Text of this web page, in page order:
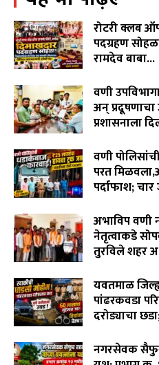
पिदुरकर मैदानात...
वारंवार निवेदन देऊनही
उघडेना,खराब रस्त्यांमुळे
02:16
पिक विमा कंपनीच्या
04:11
रोटरी क्लब
पदग्रहण
रामदेव बाबा...
वणी
अन् प्रदूषणाचा
प्रशासनाला
वणी
परत
पर्दाफाश;
अभाविप वणी
नेतृत्वाकडे
तुरविले शहर
यवतमाळ
पांढरकवडा
दरोड्याचा
नगरसेवक सैफुर